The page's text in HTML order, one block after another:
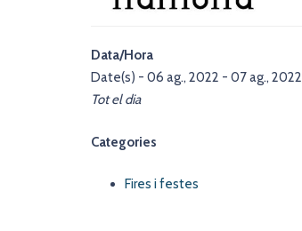
Data/Hora
Date(s) - 06 ag., 2022 - 07 ag., 2022
Tot el dia
Categories
Fires i festes